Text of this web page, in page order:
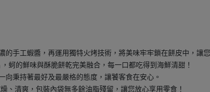
手工蝦醬，再運用獨特火烤技術，將美味牢牢鎖在餅皮中，讓
蚵的鮮味與酥脆餅乾完美融合，每一口都吃得到海鮮清甜！
向秉持著最好及最嚴格的態度，讓饕客食在安心。
、清爽，包裝內袋無多餘油脂殘留，讓您放心享用零食！